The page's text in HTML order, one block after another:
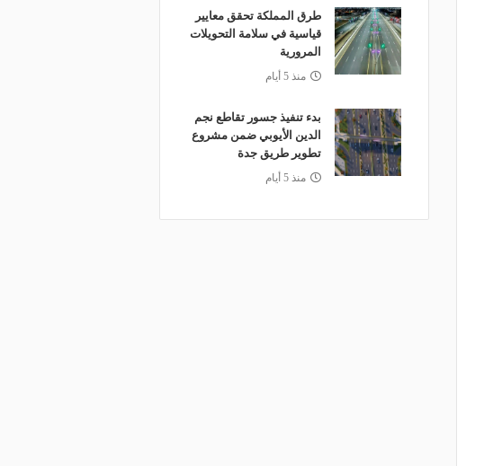
طرق المملكة تحقق معايير
قياسية في سلامة التحويلات
المرورية
منذ 5 أيام
بدء تنفيذ جسور تقاطع نجم
الدين الأيوبي ضمن مشروع
تطوير طريق جدة
منذ 5 أيام